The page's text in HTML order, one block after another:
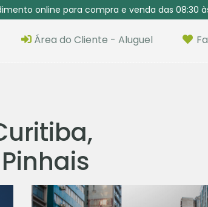
online para compra e venda das 08:30
Área do Cliente - Aluguel